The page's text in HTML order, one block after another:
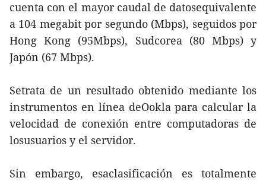
cuenta con el mayor caudal de datosequivalente
a 104 megabit por segundo (Mbps), seguidos por
Hong Kong (95Mbps), Sudcorea (80 Mbps) y
Japón (67 Mbps).
Setrata de un resultado obtenido mediante los
instrumentos en línea deOokla para calcular la
velocidad de conexión entre computadoras de
losusuarios y el servidor.
Sin embargo, esaclasificación es totalmente